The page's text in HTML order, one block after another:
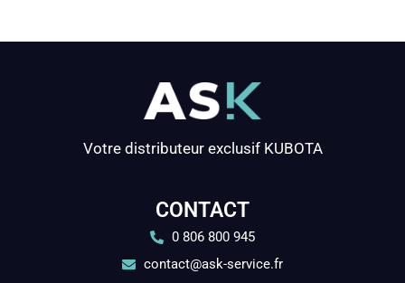
Votre distributeur exclusif KUBOTA
CONTACT
0 806 800 945
contact@ask-service.fr